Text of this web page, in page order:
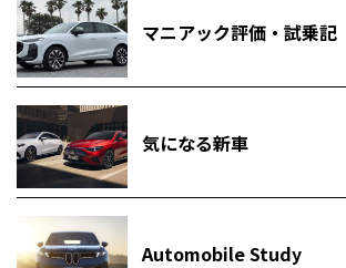
マニアック評価・試乗記
気になる新車
Automobile Study